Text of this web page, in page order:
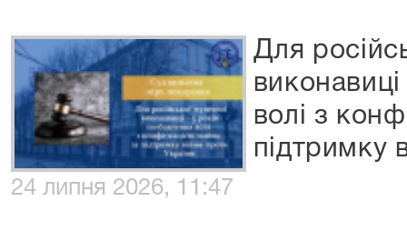
Для
волі з
підтримку
24 липня 2026, 11:47